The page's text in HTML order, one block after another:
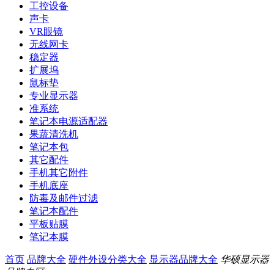
工控设备
声卡
VR眼镜
无线网卡
稳定器
扩展坞
鼠标垫
专业显示器
准系统
笔记本电源适配器
果蔬清洗机
笔记本包
其它配件
手机其它附件
手机底座
防毒及邮件过滤
笔记本配件
平板贴膜
笔记本膜
首页 品牌大全 硬件外设分类大全 显示器品牌大全 华硕显示器